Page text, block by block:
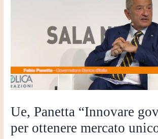
Ue, Panetta “Innovare
per ottenere mercato